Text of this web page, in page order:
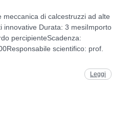
meccanica di calcestruzzi ad alte
innovative Durata: 3 mesiImporto
percipienteScadenza:
scientifico: prof.
Leggi